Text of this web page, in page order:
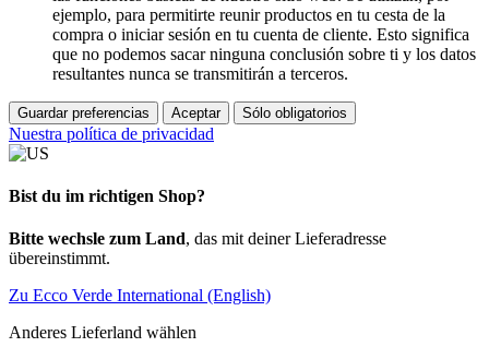
ejemplo, para permitirte reunir productos en tu cesta de la
compra o iniciar sesión en tu cuenta de cliente. Esto significa
que no podemos sacar ninguna conclusión sobre ti y los datos
resultantes nunca se transmitirán a terceros.
Guardar preferencias Aceptar Sólo obligatorios
Nuestra política de privacidad
Bist du im richtigen Shop?
Bitte wechsle zum Land, das mit deiner Lieferadresse
übereinstimmt.
Zu Ecco Verde International (English)
Anderes Lieferland wählen